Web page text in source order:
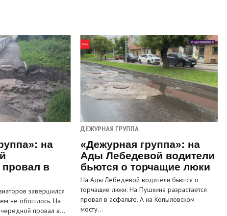
на
провал в
завершился
не обошлось. На
провал в…
ДЕЖУРНАЯ ГРУППА
«Дежурная группа»: на
Ады Лебедевой водители
бьются о торчащие люки
На Ады Лебедевой водители бьются о
торчащие люки. На Пушкина разрастается
провал в асфальте. А на Копыловском
мосту…